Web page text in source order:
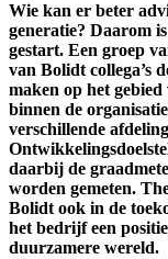
Wie kan er beter
generatie? Daarom
gestart. Een groep
van Bolidt collega’s
maken op het
binnen de
verschillende
daarbij de
worden gemeten.
Bolidt ook in de
het bedrijf een
duurzamere wereld.